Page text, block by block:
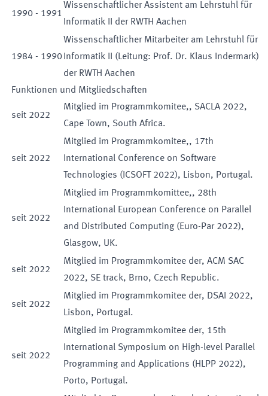
1990 - 1991
Wissenschaftlicher Assistent am Lehrstuhl für
Informatik II der RWTH Aachen
1984 - 1990
Wissenschaftlicher Mitarbeiter am Lehrstuhl für
Informatik II (Leitung: Prof. Dr. Klaus Indermark)
der RWTH Aachen
Funktionen und Mitgliedschaften
seit 2022
Mitglied im Programmkomitee,, SACLA 2022,
Cape Town, South Africa.
seit 2022
Mitglied im Programmkomitee,, 17th
International Conference on Software
Technologies (ICSOFT 2022), Lisbon, Portugal.
seit 2022
Mitglied im Programmkomittee,, 28th
International European Conference on Parallel
and Distributed Computing (Euro-Par 2022),
Glasgow, UK.
seit 2022
Mitglied im Programmkomitee der, ACM SAC
2022, SE track, Brno, Czech Republic.
seit 2022
Mitglied im Programmkomitee der, DSAI 2022,
Lisbon, Portugal.
seit 2022
Mitglied im Programmkomitee der, 15th
International Symposium on High-level Parallel
Programming and Applications (HLPP 2022),
Porto, Portugal.